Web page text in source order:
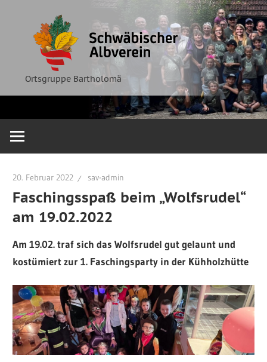
springen
Ortsgruppe Bartholomä
Albverein
Ortsgruppe
Bartholomä
20. Februar 2022 sav-admin
Faschingsspaß beim „Wolfsrudel“
am 19.02.2022
Am 19.02. traf sich das Wolfsrudel gut gelaunt und
kostümiert zur 1. Faschingsparty in der Kühholzhütte